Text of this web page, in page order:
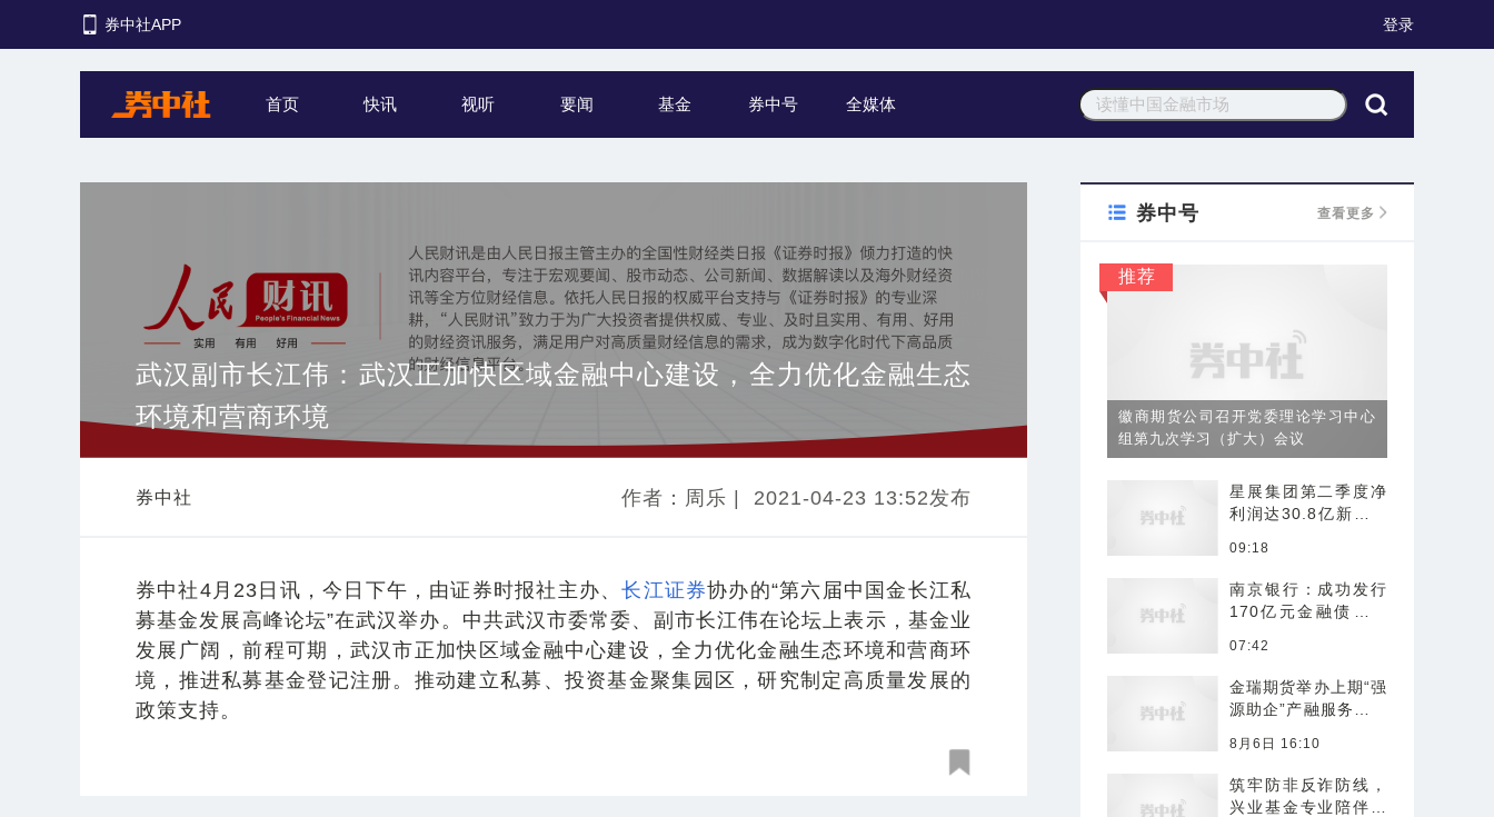
券中社APP 登录
首页 快讯 视听 要闻 基金 券中号 全媒体
武汉副市长江伟：武汉正加快区域金融中心建设，全力优化金融生态
环境和营商环境
券中社 作者：周乐 2021-04-23 13:52发布
券中社4月23日讯，今日下午，由证券时报社主办、长江证券协办的“第六届中国金长江私
募基金发展高峰论坛”在武汉举办。中共武汉市委常委、副市长江伟在论坛上表示，基金业
发展广阔，前程可期，武汉市正加快区域金融中心建设，全力优化金融生态环境和营商环
境，推进私募基金登记注册。推动建立私募、投资基金聚集园区，研究制定高质量发展的
政策支持。
券中号 查看更多
推荐
徽商期货公司召开党委理论学习中心
组第九次学习（扩大）会议
星展集团第二季度净
利润达30.8亿新加坡
09:18
南京银行：成功发行
170亿元金融债券，
07:42
金瑞期货举办上期“强
源助企”产融服务中心
货期权服务企业交流
培训会
8月6日 16:10
筑牢防非反诈防线，
兴业基金专业陪伴守